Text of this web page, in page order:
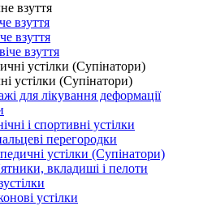
взуття
взуття
взуття
взуття
устілки (Супінатори)
для лікування деформації
і спортивні устілки
перегородки
устілки (Супінатори)
вкладиші і пелоти
устілки